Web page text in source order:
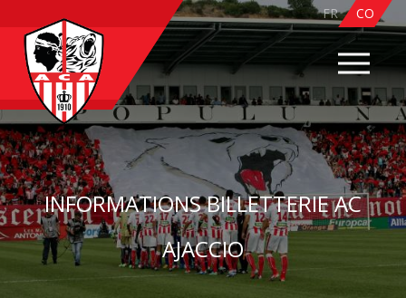
FR CO
INFORMATIONS BILLETTERIE AC
AJACCIO